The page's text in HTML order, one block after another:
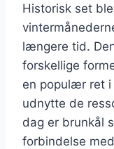
Historisk set
længere tid.
forskellige
en populær ret
udnytte de
dag er brunkål
forbindelse